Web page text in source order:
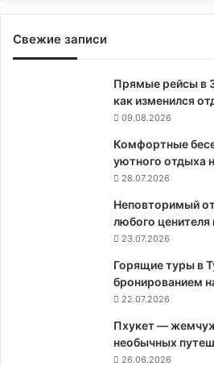
Свежие записи
Прямые рейсы в
как изменился
09.08.2026
Комфортные
уютного отдыха
28.07.2026
Неповторимый
любого ценителя
23.07.2026
Горящие туры в
бронированием
22.07.2026
Пхукет —
необычных
26.06.2026